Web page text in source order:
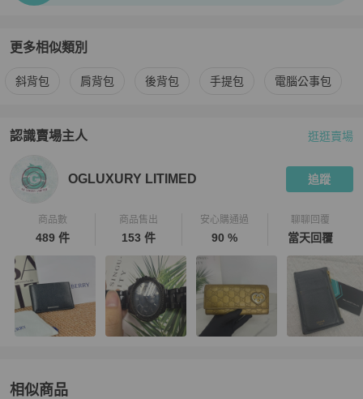
更多相似類別
更多Kenzo 男包相似商品推薦
斜背包 肩背包 後背包 手提包 電腦公事包
認識賣場主人
PopChill 拍拍圈嚴選賣家
逛逛賣場
OGLUXURY LITIMED 追蹤
商品數
489 件
商品售出
153 件
安心購通過
90 %
聊聊回覆
當天回覆
相似商品